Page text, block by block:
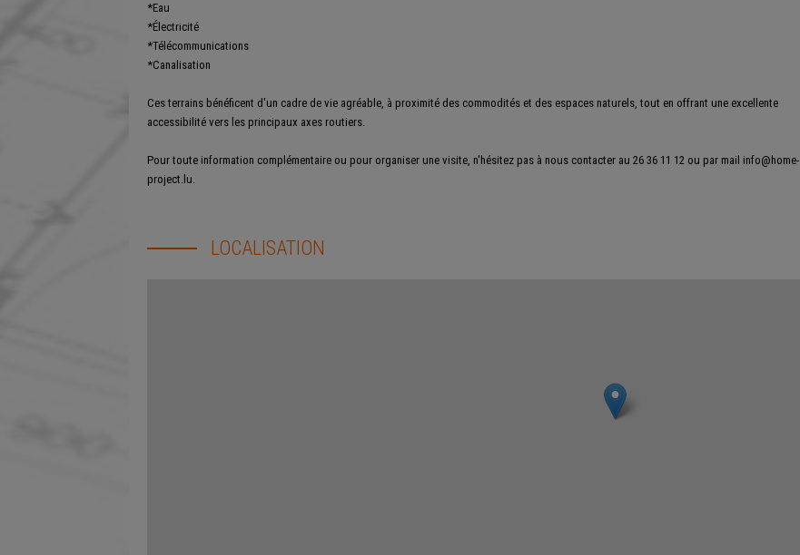
*Eau
*Électricité
*Télécommunications
*Canalisation
Ces terrains bénéficent d'un cadre de vie agréable, à proximité des commodités et des espaces naturels, tout en offrant une excellente
accessibilité vers les principaux axes routiers.
Pour toute information complémentaire ou pour organiser une visite, n'hésitez pas à nous contacter au 26 36 11 12 ou par mail info@home-
project.lu.
LOCALISATION